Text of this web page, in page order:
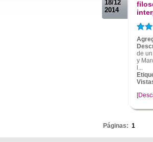
18/12
2014
de
y
l...
Páginas: 1